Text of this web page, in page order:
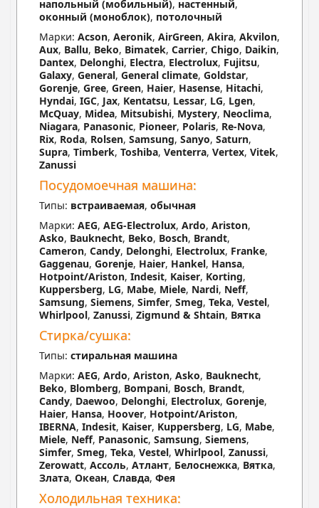
напольный (мобильный), настенный,
оконный (моноблок), потолочный
Марки: Acson, Aeronik, AirGreen, Akira, Akvilon,
Aux, Ballu, Beko, Bimatek, Carrier, Chigo, Daikin,
Dantex, Delonghi, Electra, Electrolux, Fujitsu,
Galaxy, General, General climate, Goldstar,
Gorenje, Gree, Green, Haier, Hasense, Hitachi,
Hyndai, IGC, Jax, Kentatsu, Lessar, LG, Lgen,
McQuay, Midea, Mitsubishi, Mystery, Neoclima,
Niagara, Panasonic, Pioneer, Polaris, Re-Nova,
Rix, Roda, Rolsen, Samsung, Sanyo, Saturn,
Supra, Timberk, Toshiba, Venterra, Vertex, Vitek,
Zanussi
Посудомоечная машина:
Типы: встраиваемая, обычная
Марки: AEG, AEG-Electrolux, Ardo, Ariston,
Asko, Bauknecht, Beko, Bosch, Brandt,
Cameron, Candy, Delonghi, Electrolux, Franke,
Gaggenau, Gorenje, Haier, Hankel, Hansa,
Hotpoint/Ariston, Indesit, Kaiser, Korting,
Kuppersberg, LG, Mabe, Miele, Nardi, Neff,
Samsung, Siemens, Simfer, Smeg, Teka, Vestel,
Whirlpool, Zanussi, Zigmund & Shtain, Вятка
Стирка/сушка:
Типы: стиральная машина
Марки: AEG, Ardo, Ariston, Asko, Bauknecht,
Beko, Blomberg, Bompani, Bosch, Brandt,
Candy, Daewoo, Delonghi, Electrolux, Gorenje,
Haier, Hansa, Hoover, Hotpoint/Ariston,
IBERNA, Indesit, Kaiser, Kuppersberg, LG, Mabe,
Miele, Neff, Panasonic, Samsung, Siemens,
Simfer, Smeg, Teka, Vestel, Whirlpool, Zanussi,
Zerowatt, Ассоль, Атлант, Белоснежка, Вятка,
Злата, Океан, Славда, Фея
Холодильная техника: